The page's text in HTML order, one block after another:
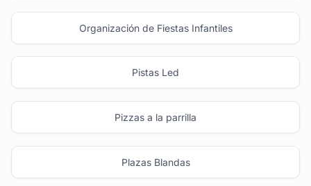
Organización de Fiestas Infantiles
Pistas Led
Pizzas a la parrilla
Plazas Blandas